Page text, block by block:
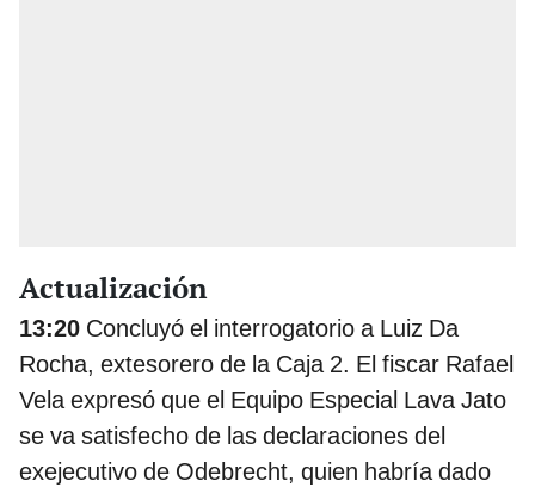
Actualización
13:20 Concluyó el interrogatorio a Luiz Da
Rocha, extesorero de la Caja 2. El fiscar Rafael
Vela expresó que el Equipo Especial Lava Jato
se va satisfecho de las declaraciones del
exejecutivo de Odebrecht, quien habría dado